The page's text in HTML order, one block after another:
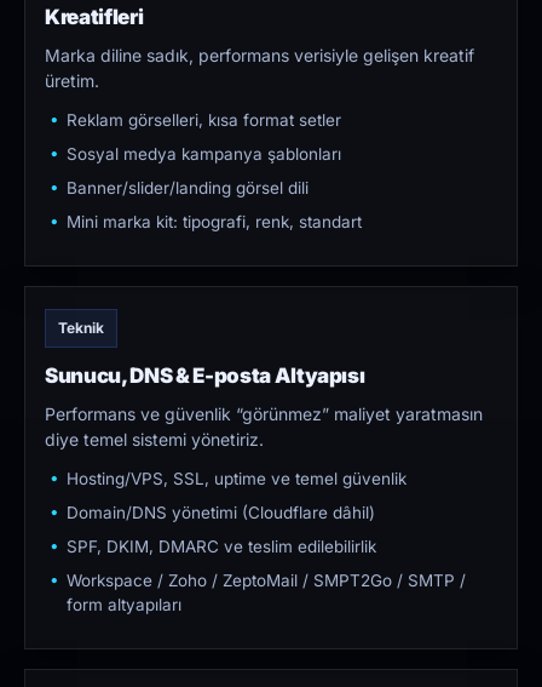
Kreatifleri
Marka diline sadık, performans verisiyle gelişen kreatif
üretim.
Reklam görselleri, kısa format setler
Sosyal medya kampanya şablonları
Banner/slider/landing görsel dili
Mini marka kit: tipografi, renk, standart
Teknik
Sunucu, DNS & E-posta Altyapısı
Performans ve güvenlik “görünmez” maliyet yaratmasın
diye temel sistemi yönetiriz.
Hosting/VPS, SSL, uptime ve temel güvenlik
Domain/DNS yönetimi (Cloudflare dâhil)
SPF, DKIM, DMARC ve teslim edilebilirlik
Workspace / Zoho / ZeptoMail / SMPT2Go / SMTP /
form altyapıları